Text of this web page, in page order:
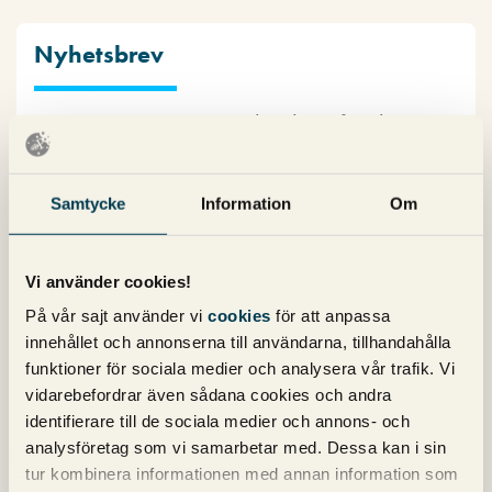
Samtycke Information Om
Vi använder cookies!
På vår sajt använder vi cookies för att anpassa
innehållet och annonserna till användarna, tillhandahålla
funktioner för sociala medier och analysera vår trafik. Vi
vidarebefordrar även sådana cookies och andra
identifierare till de sociala medier och annons- och
analysföretag som vi samarbetar med. Dessa kan i sin
tur kombinera informationen med annan information som
Nyhetsbrev
Prenumerera på vårt nyhetsbrev för det
senaste inom SEO, Google Ads och sociala
medier!
Kategorier
Copy
Konvertering